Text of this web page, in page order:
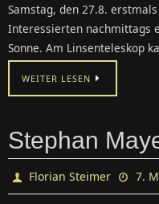
Samstag, den 27.8.
Interessierten nachmittags
Sonne. Am Linsenteleskop
WEITER LESEN
Stephan
Florian Steimer 7.